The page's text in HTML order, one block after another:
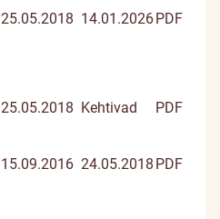
25.05.2018 14.01.2026PDF
25.05.2018 Kehtivad PDF
15.09.2016 24.05.2018 PDF